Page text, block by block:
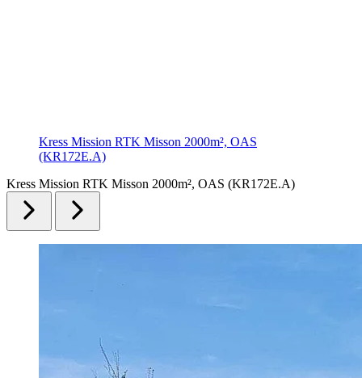
Kress Mission RTK Misson 2000m², OAS
(KR172E.A)
Kress Mission RTK Misson 2000m², OAS (KR172E.A)